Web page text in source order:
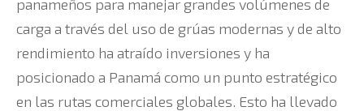
panameños para manejar grandes volúmenes de
carga a través del uso de grúas modernas y de alto
rendimiento ha atraído inversiones y ha
posicionado a Panamá como un punto estratégico
en las rutas comerciales globales. Esto ha llevado